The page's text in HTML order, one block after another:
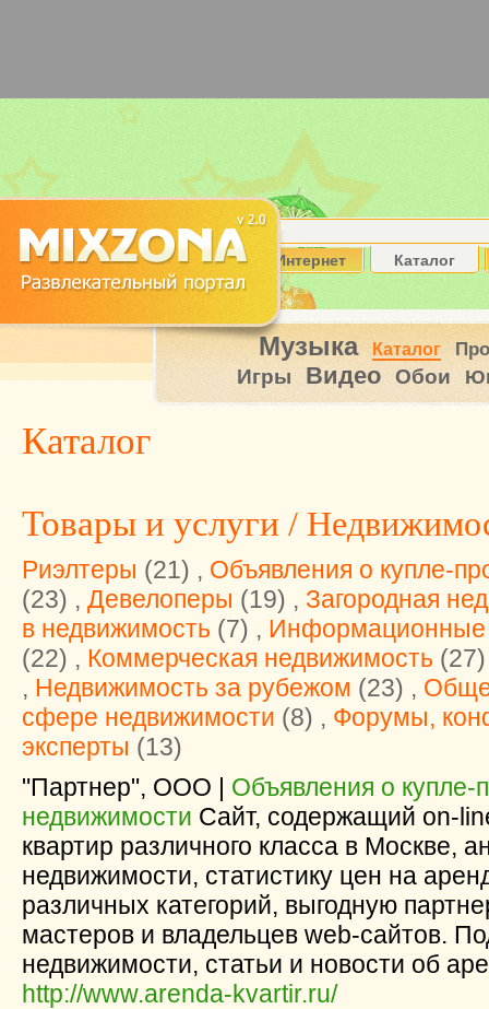
Интернет Каталог
Музыка Каталог
Игры Видео Обои
Каталог
Товары и услуги /
Риэлтеры (21) , Объявления о купле-
(23) , Девелоперы (19) , Загородная
в недвижимость (7) , Информационные
(22) , Коммерческая недвижимость
, Недвижимость за рубежом (23) ,
сфере недвижимости (8) , Форумы,
эксперты (13)
"Партнер", ООО | Объявления о купле-
недвижимости Сайт, содержащий on-
квартир различного класса в Москве,
недвижимости, статистику цен на
различных категорий, выгодную
мастеров и владельцев web-сайтов.
недвижимости, статьи и новости об
http://www.arenda-kvartir.ru/